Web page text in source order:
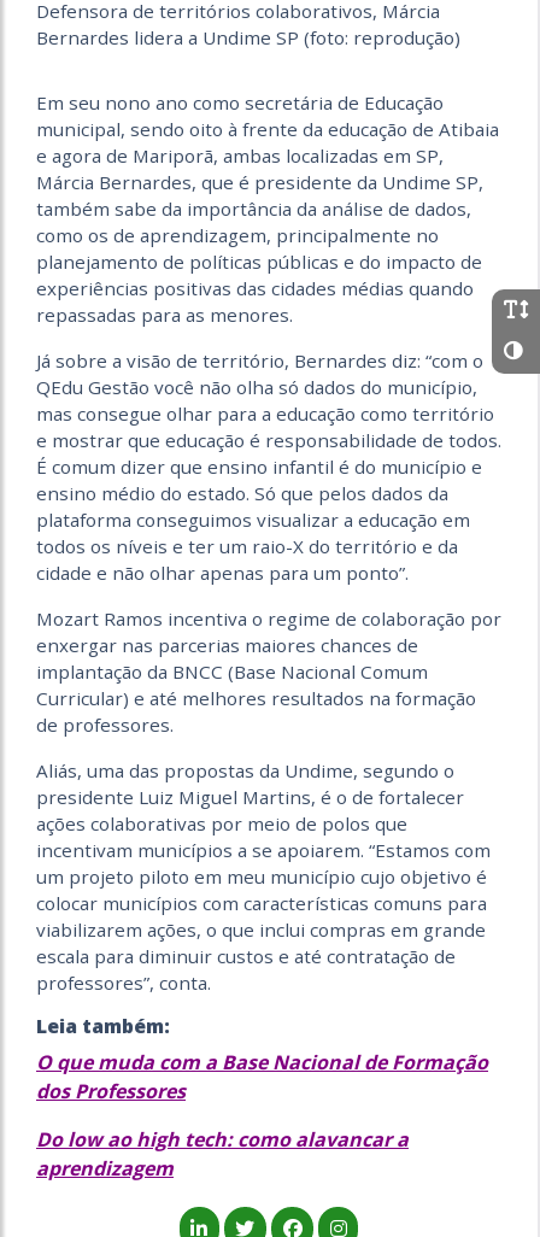
Defensora de territórios colaborativos, Márcia
Bernardes lidera a Undime SP (foto: reprodução)
Em seu nono ano como secretária de Educação
municipal, sendo oito à frente da educação de Atibaia
e agora de Mariporã, ambas localizadas em SP,
Márcia Bernardes, que é presidente da Undime SP,
também sabe da importância da análise de dados,
como os de aprendizagem, principalmente no
planejamento de políticas públicas e do impacto de
experiências positivas das cidades médias quando
repassadas para as menores.
Já sobre a visão de território, Bernardes diz: “com o
QEdu Gestão você não olha só dados do município,
mas consegue olhar para a educação como território
e mostrar que educação é responsabilidade de todos.
É comum dizer que ensino infantil é do município e
ensino médio do estado. Só que pelos dados da
plataforma conseguimos visualizar a educação em
todos os níveis e ter um raio-X do território e da
cidade e não olhar apenas para um ponto”.
Mozart Ramos incentiva o regime de colaboração por
enxergar nas parcerias maiores chances de
implantação da BNCC (Base Nacional Comum
Curricular) e até melhores resultados na formação
de professores.
Aliás, uma das propostas da Undime, segundo o
presidente Luiz Miguel Martins, é o de fortalecer
ações colaborativas por meio de polos que
incentivam municípios a se apoiarem. “Estamos com
um projeto piloto em meu município cujo objetivo é
colocar municípios com características comuns para
viabilizarem ações, o que inclui compras em grande
escala para diminuir custos e até contratação de
professores”, conta.
Leia também:
O que muda com a Base Nacional de Formação
dos Professores
Do low ao high tech: como alavancar a
aprendizagem